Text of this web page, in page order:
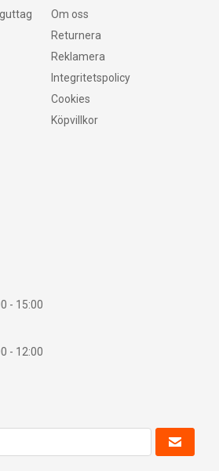
Om oss
Returnera
Reklamera
Integritetspolicy
Cookies
Köpvillkor
- 15:00
- 12:00